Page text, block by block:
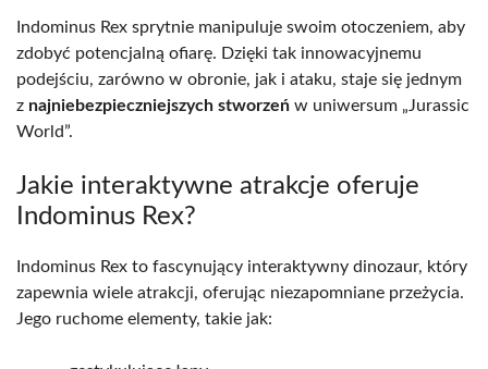
Indominus Rex sprytnie manipuluje swoim otoczeniem, aby
zdobyć potencjalną ofiarę. Dzięki tak innowacyjnemu
podejściu, zarówno w obronie, jak i ataku, staje się jednym
z najniebezpieczniejszych stworzeń w uniwersum „Jurassic
World”.
Jakie interaktywne atrakcje oferuje
Indominus Rex?
Indominus Rex to fascynujący interaktywny dinozaur, który
zapewnia wiele atrakcji, oferując niezapomniane przeżycia.
Jego ruchome elementy, takie jak: